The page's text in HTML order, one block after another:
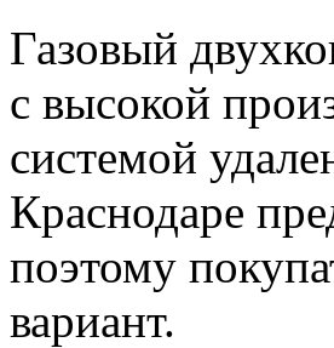
Газовый
с высокой
системой
Краснодаре
поэтому
вариант.